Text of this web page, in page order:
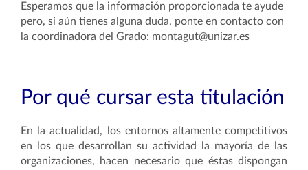
Esperamos que la información proporcionada te ayude
pero, si aún tienes alguna duda, ponte en contacto con
la coordinadora del Grado: montagut@unizar.es
Por qué cursar esta titulación
En la actualidad, los entornos altamente competitivos
en los que desarrollan su actividad la mayoría de las
organizaciones, hacen necesario que éstas dispongan